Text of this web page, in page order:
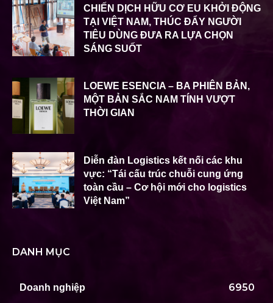
CHIẾN DỊCH HỮU CƠ EU KHỞI ĐỘNG
TẠI VIỆT NAM, THÚC ĐẨY NGƯỜI
TIÊU DÙNG ĐƯA RA LỰA CHỌN
SÁNG SUỐT
LOEWE ESENCIA – BA PHIÊN BẢN,
MỘT BẢN SẮC NAM TÍNH VƯỢT
THỜI GIAN
Diễn đàn Logistics kết nối các khu
vực: “Tái cấu trúc chuỗi cung ứng
toàn cầu – Cơ hội mới cho logistics
Việt Nam”
DANH MỤC
Doanh nghiệp 6950